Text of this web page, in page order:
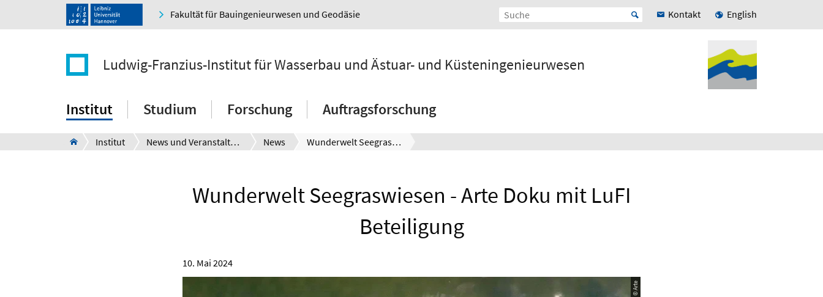
Fakultät für Bauingenieurwesen und Geodäsie Kontakt English
Ludwig-Franzius-Institut für Wasserbau und Ästuar- und Küsteningenieurwesen
Institut Studium Forschung Auftragsforschung
Institut News und Veranstaltungen News Wunderwelt Seegraswiesen - Arte Doku mit LuFI Beteiligung
Wunderwelt Seegraswiesen - Arte Doku mit LuFI
Beteiligung
10. Mai 2024
© Arte